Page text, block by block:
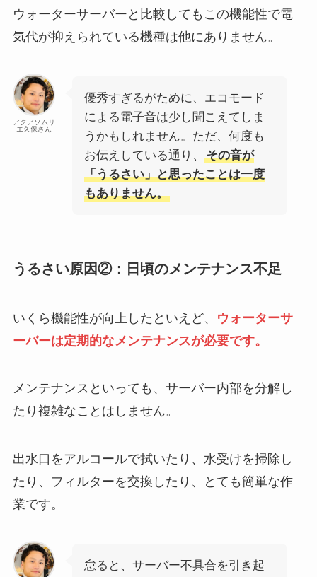
ウォーターサーバーと比較してもこの機能性で電
気代が抑えられている機種は他にありません。
アクアソムリ
エ久保さん
優秀すぎるがために、エコモード
による電子音は少し聞こえてしま
うかもしれません。ただ、何度も
お伝えしている通り、
その音が
「うるさい」と思ったことは一度
もありません。
うるさい原因②：日頃のメンテナンス不足
いくら機能性が向上したといえど、
ウォーターサ
ーバーは定期的なメンテナンスが必要です。
メンテナンスといっても、サーバー内部を分解し
たり複雑なことはしません。
出水口をアルコールで拭いたり、水受けを掃除し
たり、フィルターを交換したり、とても簡単な作
業です。
怠ると、サーバー不具合を引き起